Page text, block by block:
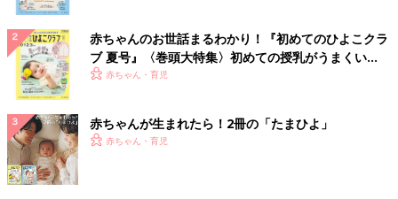
赤ちゃんのお世話まるわかり！『初めてのひよこクラ
ブ 夏号』〈巻頭大特集〉初めての授乳がうまくい
く！ おっぱい・ミルクの基本と夏のトラブル 解決テ
赤ちゃん・育児
赤ちゃんが生まれたら！2冊の「たまひよ」
赤ちゃん・育児